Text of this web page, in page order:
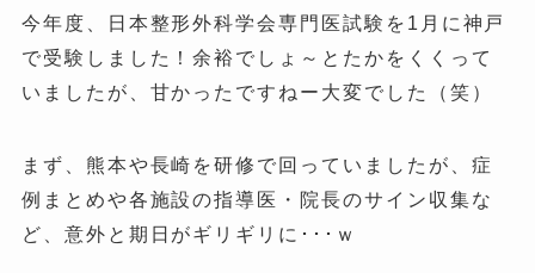
今年度、日本整形外科学会専門医試験を1月に神戸
で受験しました！余裕でしょ～とたかをくくって
いましたが、甘かったですねー大変でした（笑）
まず、熊本や長崎を研修で回っていましたが、症
例まとめや各施設の指導医・院長のサイン収集な
ど、意外と期日がギリギリに･･･ｗ